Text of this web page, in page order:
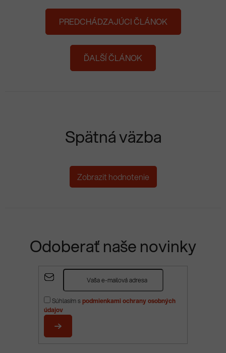
PREDCHÁDZAJÚCI ČLÁNOK
ĎALŠÍ ČLÁNOK
Spätná väzba
Zobrazit hodnotenie
Odoberať naše novinky
Súhlasím spodmienkami ochrany osobných
údajov
PRIHLÁSIŤ